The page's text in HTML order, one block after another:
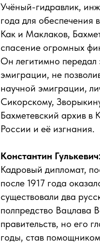
Учёный-гидравлик,
года для обеспечения
Как и Маклаков,
спасение огромных
Он легитимно передал
эмиграции, не
научной эмиграции,
Сикорскому,
Бахметевский архив в
России и её изгнания.
Константин
Кадровый дипломат,
после 1917 года
существовали два
полпредство Вацлава
правительств, но его
годы, став